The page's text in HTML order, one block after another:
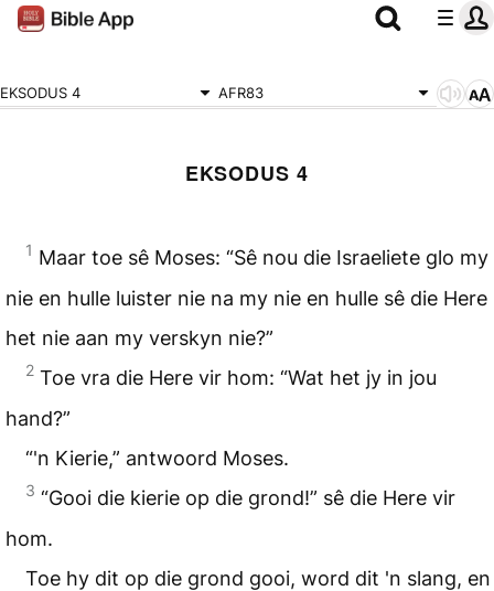
EKSODUS 4 AFR83
EKSODUS 4
1 Maar toe sê Moses: “Sê nou die Israeliete glo my
nie en hulle luister nie na my nie en hulle sê die Here
het nie aan my verskyn nie?”
2 Toe vra die Here vir hom: “Wat het jy in jou
hand?”
“'n Kierie,” antwoord Moses.
3 “Gooi die kierie op die grond!” sê die Here vir
hom.
Toe hy dit op die grond gooi, word dit 'n slang, en